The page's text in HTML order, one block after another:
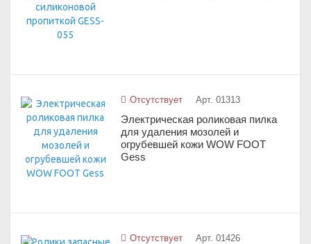
Отсутствует Арт. 01313
Электрическая роликовая пилка
для удаления мозолей и
огрубевшей кожи WOW FOOT
Gess
Отсутствует Арт. 01426